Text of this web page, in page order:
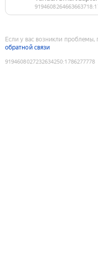
Если у вас возникли проблемы,
обратной связи
9194608027232634250:1786277778